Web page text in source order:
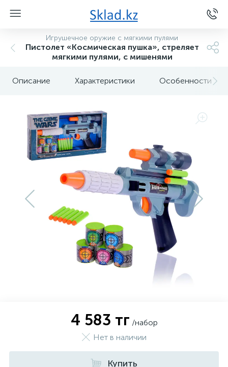
Игрушечное оружие с мягкими пулями
Пистолет «Космическая пушка», стреляет
мягкими пулями, с мишенями
Описание Характеристики Особенности
4 583 тг /набор
Нет в наличии
Купить